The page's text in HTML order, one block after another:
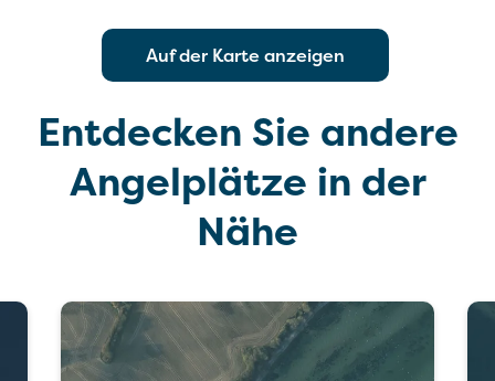
Auf der Karte anzeigen
Entdecken Sie andere
Angelplätze in der
Nähe